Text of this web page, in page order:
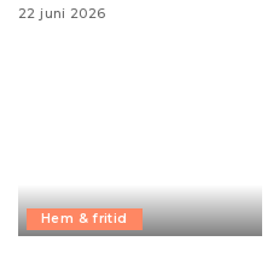
22 juni 2026
Hem & fritid